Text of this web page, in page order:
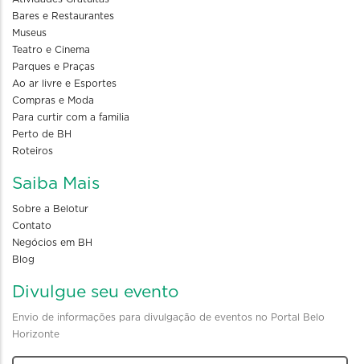
Bares e Restaurantes
Museus
Teatro e Cinema
Parques e Praças
Ao ar livre e Esportes
Compras e Moda
Para curtir com a familia
Perto de BH
Roteiros
Saiba Mais
Sobre a Belotur
Contato
Negócios em BH
Blog
Divulgue seu evento
Envio de informações para divulgação de eventos no Portal Belo
Horizonte